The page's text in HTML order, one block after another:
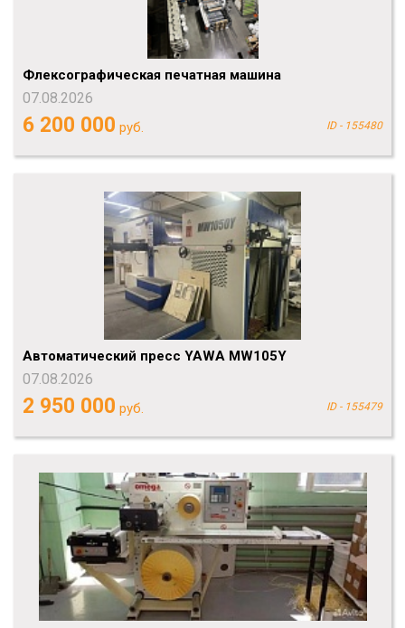
Флексографическая печатная машина
07.08.2026
6 200 000 руб. ID - 155480
Автоматический пресс YAWA MW105Y
07.08.2026
2 950 000 руб. ID - 155479